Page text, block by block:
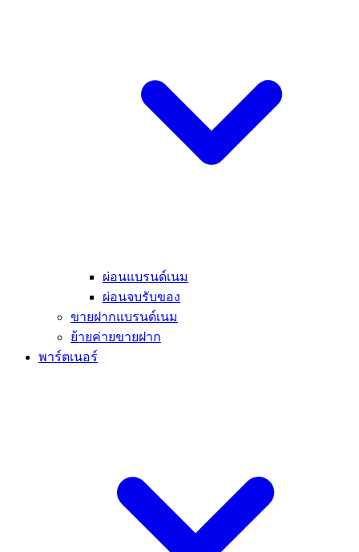
ผ่อนแบรนด์เนม
ผ่อนจบรับของ
ขายฝากแบรนด์เนม
ย้ายค่ายขายฝาก
พาร์ตเนอร์